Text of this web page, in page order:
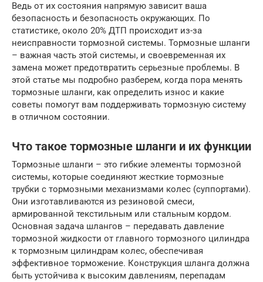
Ведь от их состояния напрямую зависит ваша
безопасность и безопасность окружающих. По
статистике, около 20% ДТП происходит из-за
неисправности тормозной системы. Тормозные шланги
– важная часть этой системы, и своевременная их
замена может предотвратить серьезные проблемы. В
этой статье мы подробно разберем, когда пора менять
тормозные шланги, как определить износ и какие
советы помогут вам поддерживать тормозную систему
в отличном состоянии.
Что такое тормозные шланги и их функции
Тормозные шланги – это гибкие элементы тормозной
системы, которые соединяют жесткие тормозные
трубки с тормозными механизмами колес (суппортами).
Они изготавливаются из резиновой смеси,
армированной текстильным или стальным кордом.
Основная задача шлангов – передавать давление
тормозной жидкости от главного тормозного цилиндра
к тормозным цилиндрам колес, обеспечивая
эффективное торможение. Конструкция шланга должна
быть устойчива к высоким давлениям, перепадам